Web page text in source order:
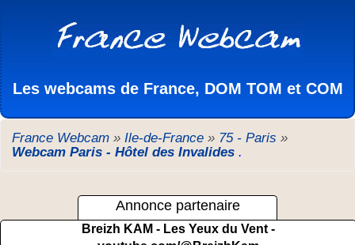
Les webcams de France, DOM TOM et COM
France Webcam » Ile-de-France » 75 - Paris »
Webcam Paris - Hôtel des Invalides .
Annonce partenaire
Breizh KAM - Les Yeux du Vent -